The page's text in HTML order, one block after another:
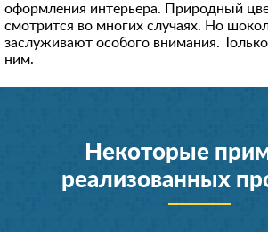
оформления интерьера. Природный
смотрится во многих случаях. Но
заслуживают особого внимания.
ним.
Некоторые
реализованных